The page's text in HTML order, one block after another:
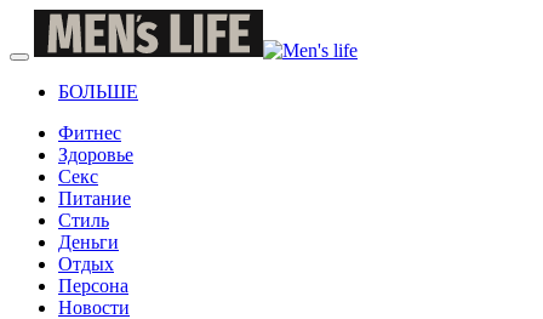
БОЛЬШЕ
Фитнес
Здоровье
Секс
Питание
Стиль
Деньги
Отдых
Персона
Новости